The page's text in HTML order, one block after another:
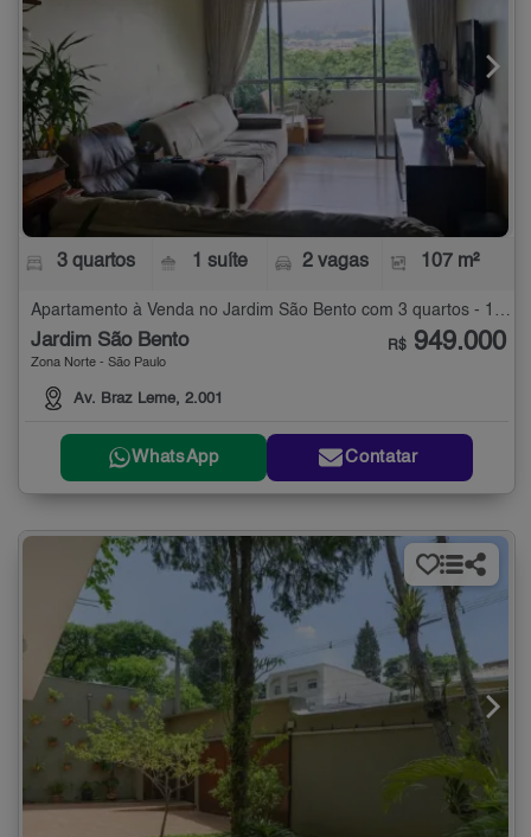
3 quartos 1 suíte 2 vagas 107 m²
Apartamento à Venda no Jardim São Bento com 3 quartos - 107 m²
Jardim São Bento
Zona Norte - São Paulo
Av. Braz Leme, 2.001
R$ 949.000
WhatsApp Contatar